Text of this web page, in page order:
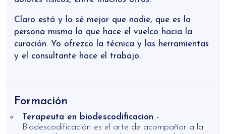
Claro está y lo sé mejor que nadie, que es la
persona misma la que hace el vuelco hacia la
curación. Yo ofrezco la técnica y las herramientas
y el consultante hace el trabajo.
Formación
Terapeuta en biodescodificacion -
Biodescodificación es el arte de acompañar a la